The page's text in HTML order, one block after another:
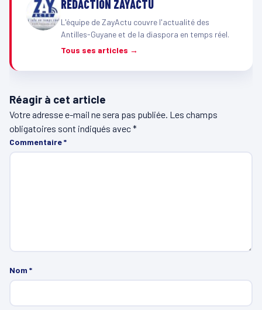
RÉDACTION ZAYACTU
L'équipe de ZayActu couvre l'actualité des
Antilles-Guyane et de la diaspora en temps réel.
Tous ses articles →
Réagir à cet article
Votre adresse e-mail ne sera pas publiée. Les champs
obligatoires sont indiqués avec*
Commentaire*
Nom *